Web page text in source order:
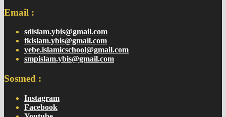
Email :
sdislam.ybis@gmail.com
tkislam.ybis@gmail.com
yebe.islamicschool@gmail.com
smpislam.ybis@gmail.com
Sosmed :
Instagram
Facebook